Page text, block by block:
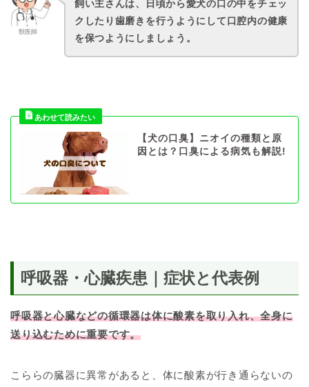
獣医師
飼い主さんは、日頃から愛犬の口の中をチェッ
クしたり歯磨きを行うようにして口腔内の健康
を保つようにしましょう。
【犬の口臭】ニオイの種類と原
因とは？口臭による病気も解説!
呼吸器・心臓疾患｜症状と代表例
呼吸器と心臓などの循環器は体に酸素を取り入れ、全身に
送り込むために重要です。
こららの臓器に異常があると、体に酸素が行き通らないの